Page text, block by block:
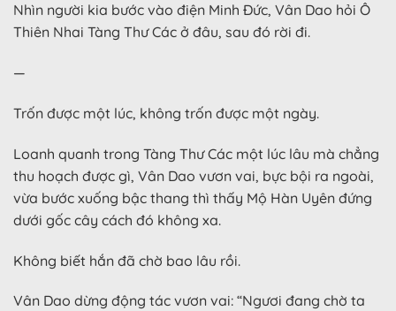
Nhìn người kia bước vào điện Minh Đức, Vân Dao hỏi Ô
Thiên Nhai Tàng Thư Các ở đâu, sau đó rời đi.
—
Trốn được một lúc, không trốn được một ngày.
Loanh quanh trong Tàng Thư Các một lúc lâu mà chẳng
thu hoạch được gì, Vân Dao vươn vai, bực bội ra ngoài,
vừa bước xuống bậc thang thì thấy Mộ Hàn Uyên đứng
dưới gốc cây cách đó không xa.
Không biết hắn đã chờ bao lâu rồi.
Vân Dao dừng động tác vươn vai: “Ngươi đang chờ ta